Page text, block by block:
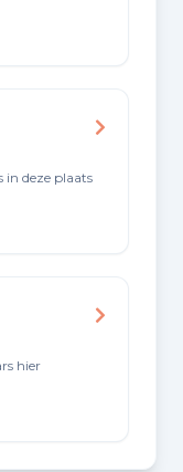
in deze plaats
hier